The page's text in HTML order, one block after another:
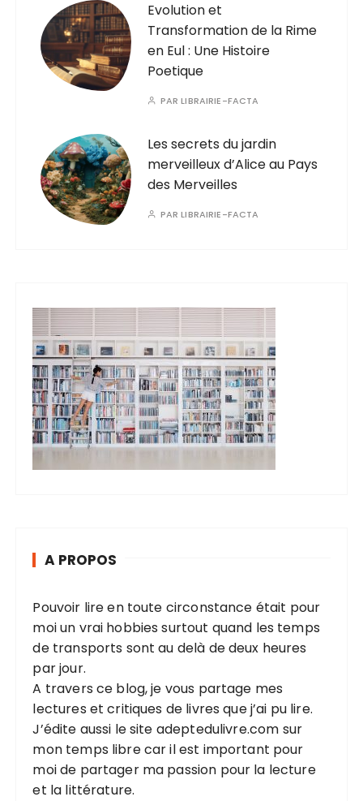
Evolution et
Transformation de la Rime
en Eul : Une Histoire
Poetique
PARLIBRAIRIE-FACTA
Les secrets du jardin
merveilleux d’Alice au Pays
des Merveilles
PARLIBRAIRIE-FACTA
A PROPOS
Pouvoir lire en toute circonstance était pour
moi un vrai hobbies surtout quand les temps
de transports sont au delà de deux heures
par jour.
A travers ce blog, je vous partage mes
lectures et critiques de livres que j’ai pu lire.
J’édite aussi le site adeptedulivre.com sur
mon temps libre car il est important pour
moi de partager ma passion pour la lecture
et la littérature.